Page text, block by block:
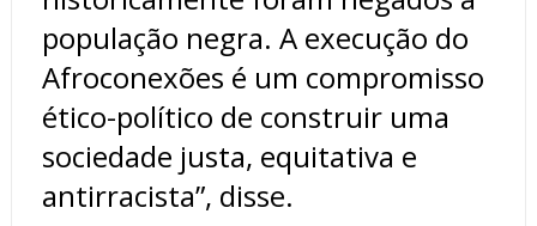
população negra. A execução do
Afroconexões é um compromisso
ético-político de construir uma
sociedade justa, equitativa e
antirracista”, disse.